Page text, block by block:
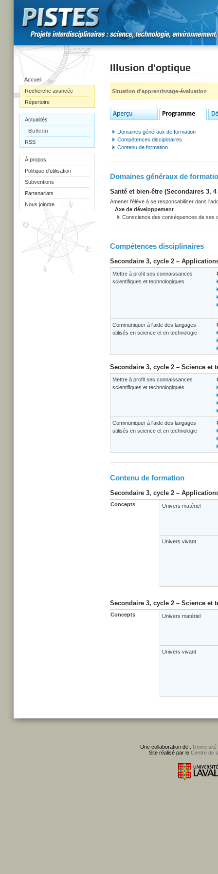
Accueil
Recherche avancée
Répertoire
Actualités
Bulletin
RSS
À propos
Politique d'utilisation
Subventions
Partenariats
Nous joindre
Illusion d'optique
Situation d'apprentissage-évaluation
Domaines généraux de formation
Compétences disciplinaires
Contenu de formation
Domaines généraux de
Santé et bien-être (Secondaires 3,
Amener l'élève à se responsabiliser dans
Axe de développement
Conscience des conséquences de ses
Compétences disciplinaires
Secondaire 3, cycle 2 –
Mettre à profit ses connaissances
scientifiques et technologiques
Communiquer à l'aide des langages
utilisés en science et en technologie
Secondaire 3, cycle 2 – Science et
Mettre à profit ses connaissances
scientifiques et technologiques
Communiquer à l'aide des langages
utilisés en science et en technologie
Contenu de formation
Secondaire 3, cycle 2 –
Concepts Univers matériel
Univers vivant
Secondaire 3, cycle 2 – Science et
Concepts Univers matériel
Univers vivant
Une collaboration de : Université
Site réalisé par le Centre de